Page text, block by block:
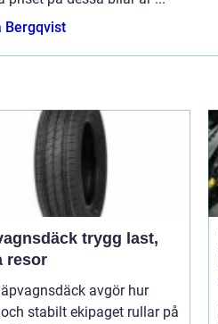
Bergqvist
trygg last,
resor
avgör hur
stabilt ekipaget rullar på